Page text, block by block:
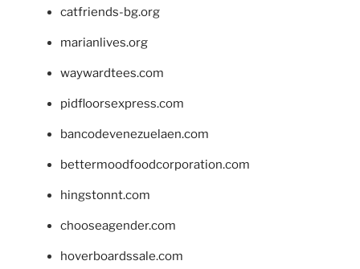
catfriends-bg.org
marianlives.org
waywardtees.com
pidfloorsexpress.com
bancodevenezuelaen.com
bettermoodfoodcorporation.com
hingstonnt.com
chooseagender.com
hoverboardssale.com